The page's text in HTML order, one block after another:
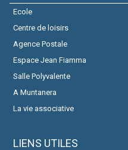
Ecole
Centre de loisirs
Agence Postale
Espace Jean Fiamma
Salle Polyvalente
A Muntanera
La vie associative
LIENS UTILES